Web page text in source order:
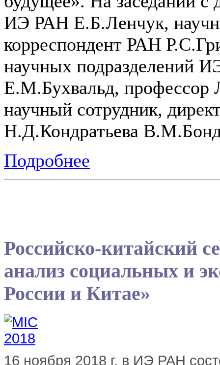
ИЭ РАН Е.Б.Ленчук,
корреспондент РАН
научных подразделений
Е.М.Бухвальд, профессор
научный сотрудник,
Н.Д.Кондратьева
Подробнее
Российско-китайский
анализ социальных и
России и Китае»
16 ноября 2018 г. в ИЭ РАН